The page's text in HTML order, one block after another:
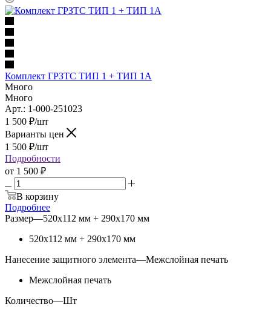
Комплект ГРЗТС ТИП 1 + ТИП 1А
Много
Много
Арт.: 1-000-251023
1 500 ₽/шт
Варианты цен
1 500 ₽/шт
Подробности
от 1 500 ₽
В корзину
Подробнее
Размер—520х112 мм + 290х170 мм
520х112 мм + 290х170 мм
Нанесение защитного элемента—Межслойная печать
Межслойная печать
Количество—Шт